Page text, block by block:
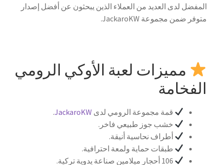
المفضل لدى العديد من العملاء الذين يبحثون عن أفضل إصدار
متوفر ضمن مجموعة JackaroKW.
مميزات لعبة الأوكي الرومي
الفخامة
قمة مجموعة الرومي لدى JackaroKW
.
خشب جوز طبيعي فاخر.
أطراف نحاسية أنيقة.
طبقات حماية ولمعة احترافية.